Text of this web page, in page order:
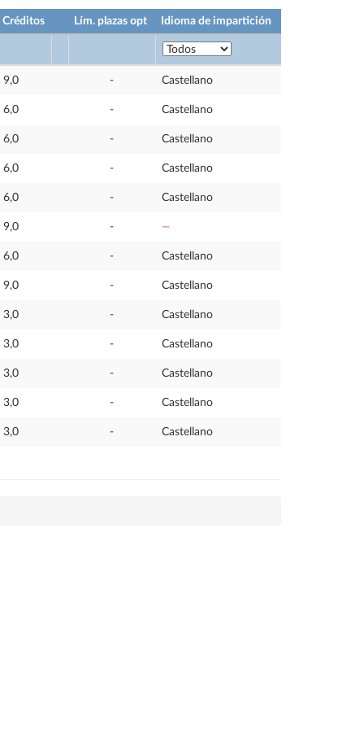
Créditos Lím. plazas opt Idioma de impartición
9,0 - Castellano
6,0 - Castellano
6,0 - Castellano
6,0 - Castellano
6,0 - Castellano
9,0 - —
6,0 - Castellano
9,0 - Castellano
3,0 - Castellano
3,0 - Castellano
3,0 - Castellano
3,0 - Castellano
3,0 - Castellano